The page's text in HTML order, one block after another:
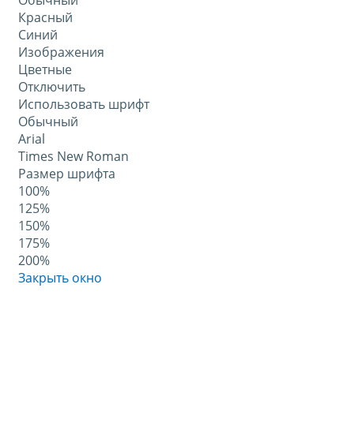
Красный
Синий
Изображения
Цветные
Отключить
Использовать шрифт
Обычный
Arial
Times New Roman
Размер шрифта
100%
125%
150%
175%
200%
Закрыть окно